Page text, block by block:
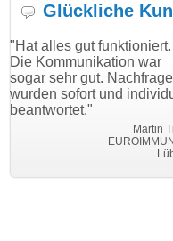
Glückliche
funktioniert.
war
Nachfragen
und individuell
"Danke
i can